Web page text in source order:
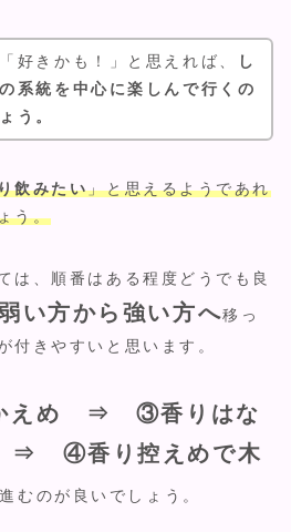
好きかも！」と思えれば、
し
系統を中心に楽しんで行くの
う。
飲みたい」と思えるようであれ
う。
は、順番はある程度どうでも良
い方から強い方へ移っ
付きやすいと思います。
えめ ⇒ ③香りはな
⇒ ④香り控えめで木
むのが良いでしょう。